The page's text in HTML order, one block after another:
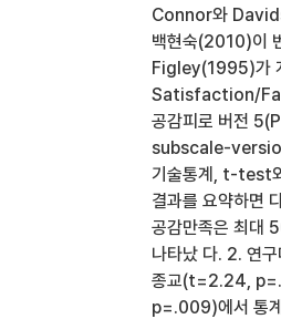
Connor와
백현숙(2010)이
Figley(1995)가
Satisfaction/
공감피로 버전
subscale-
기술통계, t-test
결과를 요약하면
공감만족은 최대
나타났 다. 2. 연
종교(t=2.24,
p=.009)에서 통